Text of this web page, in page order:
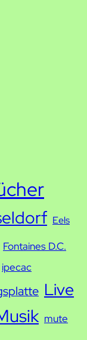
Eels
Fontaines D.C.
ipecac
Live
mute